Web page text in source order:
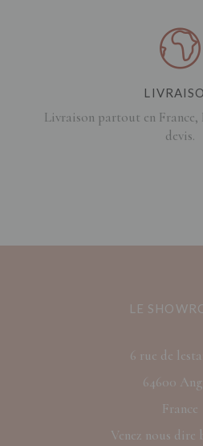
Livraison partout en France,
devis.
LE
6 rue de
64600
France
Venez nous dire